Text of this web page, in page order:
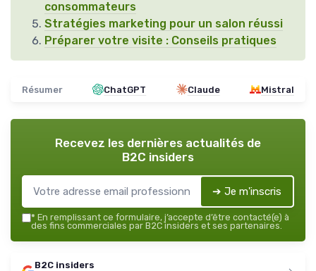
consommateurs
Stratégies marketing pour un salon réussi
Préparer votre visite : Conseils pratiques
Résumer ChatGPT Claude Mistral
Recevez les dernières actualités de
B2C insiders
➔ Je m'inscris
* En remplissant ce formulaire, j’accepte d’être contacté(e) à
des fins commerciales par B2C insiders et ses partenaires.
B2C insiders